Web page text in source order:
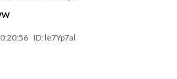
ID: le7Yp7al